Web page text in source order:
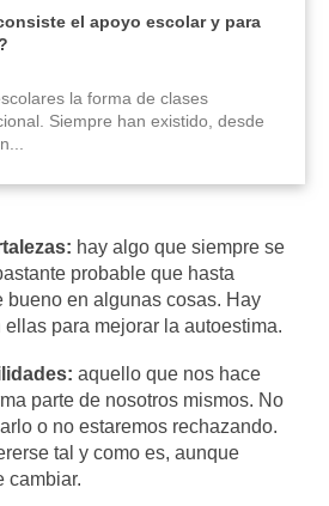
el apoyo escolar y para
la forma de clases
Siempre han existido, desde
hay algo que siempre se
probable que hasta
bueno en algunas cosas. Hay
para mejorar la autoestima.
aquello que nos hace
parte de nosotros mismos. No
o no estaremos rechazando.
tal y como es, aunque
cambiar.